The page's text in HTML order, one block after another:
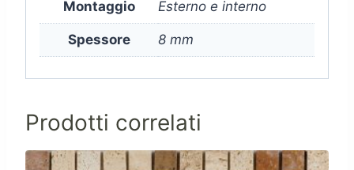
Montaggio Esterno e interno
Spessore 8 mm
Prodotti correlati